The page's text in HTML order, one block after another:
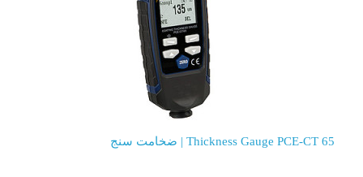
Thickness Gauge PCE-CT 65 | ضخامت سنج